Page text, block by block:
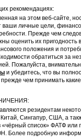
рекомендациях:
на этом веб-сайте,
ваши личные цели,
Прежде чем
оценить их пригодность
положения и
обратиться за
Пожалуйста,
и убедитесь, что вы
чем принимать
резидентам
Сингапур, США, а
«чёрный список» ФАТФ
Более подробную